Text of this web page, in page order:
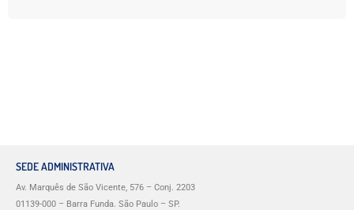
SEDE ADMINISTRATIVA
Av. Marquês de São Vicente, 576 – Conj. 2203
01139-000 – Barra Funda. São Paulo – SP.